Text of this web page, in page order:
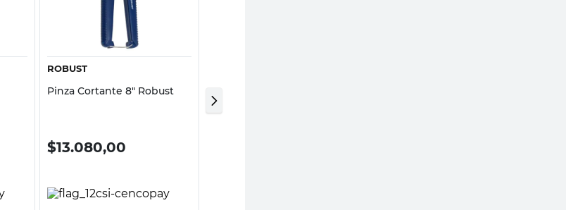
Vista rápida
ROBUST
Pinza Cortante 8" Robust
$13.080,00
Var.- Mandril Autoajustable -
Maletin 12V St